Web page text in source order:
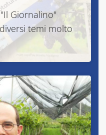
Giornalino"
temi molto